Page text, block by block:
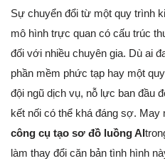
Sự chuyển đổi từ một quy trình
mô hình trực quan có cấu trúc
đối với nhiều chuyên gia. Dù ai
phần mềm phức tạp hay một
đội ngũ dịch vụ, nỗ lực ban đầu
kết nối có thể khá đáng sợ. May
công cụ tạo sơ đồ luồng AI
làm thay đổi căn bản tình hình